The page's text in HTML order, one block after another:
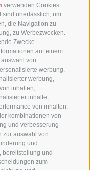
verwenden Cookies
sind unerlässlich, um
die Navigation zu
zu Werbezwecken.
Zwecke
auf einem
von
werbung,
werbung,
inhalten,
inhalte,
von inhalten,
kombinationen von
und verbesserung
zur auswahl von
und
bereitstellung und
zum
in
in
Südtirol
Verleihe
Kontakt
Anreise
Zum